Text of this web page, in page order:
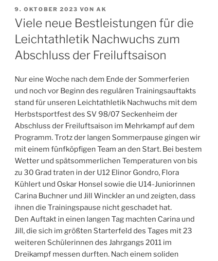
VERÖFFENTLICHT
AM
9. OKTOBER 2023 VON AK
Viele neue Bestleistungen für die
Leichtathletik Nachwuchs zum
Abschluss der Freiluftsaison
Nur eine Woche nach dem Ende der Sommerferien
und noch vor Beginn des regulären Trainingsauftakts
stand für unseren Leichtathletik Nachwuchs mit dem
Herbstsportfest des SV 98/07 Seckenheim der
Abschluss der Freiluftsaison im Mehrkampf auf dem
Programm. Trotz der langen Sommerpause gingen wir
mit einem fünfköpfigen Team an den Start. Bei bestem
Wetter und spätsommerlichen Temperaturen von bis
zu 30 Grad traten in der U12 Elinor Gondro, Flora
Kühlert und Oskar Honsel sowie die U14-Juniorinnen
Carina Buchner und Jill Winckler an und zeigten, dass
ihnen die Trainingspause nicht geschadet hat.
Den Auftakt in einen langen Tag machten Carina und
Jill, die sich im größten Starterfeld des Tages mit 23
weiteren Schülerinnen des Jahrgangs 2011 im
Dreikampf messen durften. Nach einem soliden